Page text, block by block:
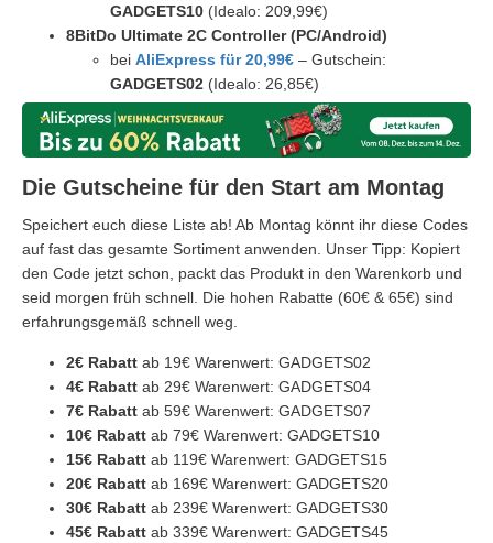
GADGETS10 (Idealo: 209,99€)
8BitDo Ultimate 2C Controller (PC/Android)
bei AliExpress für 20,99€ – Gutschein:
GADGETS02 (Idealo: 26,85€)
Die Gutscheine für den Start am Montag
Speichert euch diese Liste ab! Ab Montag könnt ihr diese Codes
auf fast das gesamte Sortiment anwenden. Unser Tipp: Kopiert
den Code jetzt schon, packt das Produkt in den Warenkorb und
seid morgen früh schnell. Die hohen Rabatte (60€ & 65€) sind
erfahrungsgemäß schnell weg.
2€ Rabatt ab 19€ Warenwert: GADGETS02
4€ Rabatt ab 29€ Warenwert: GADGETS04
7€ Rabatt ab 59€ Warenwert: GADGETS07
10€ Rabatt ab 79€ Warenwert: GADGETS10
15€ Rabatt ab 119€ Warenwert: GADGETS15
20€ Rabatt ab 169€ Warenwert: GADGETS20
30€ Rabatt ab 239€ Warenwert: GADGETS30
45€ Rabatt ab 339€ Warenwert: GADGETS45